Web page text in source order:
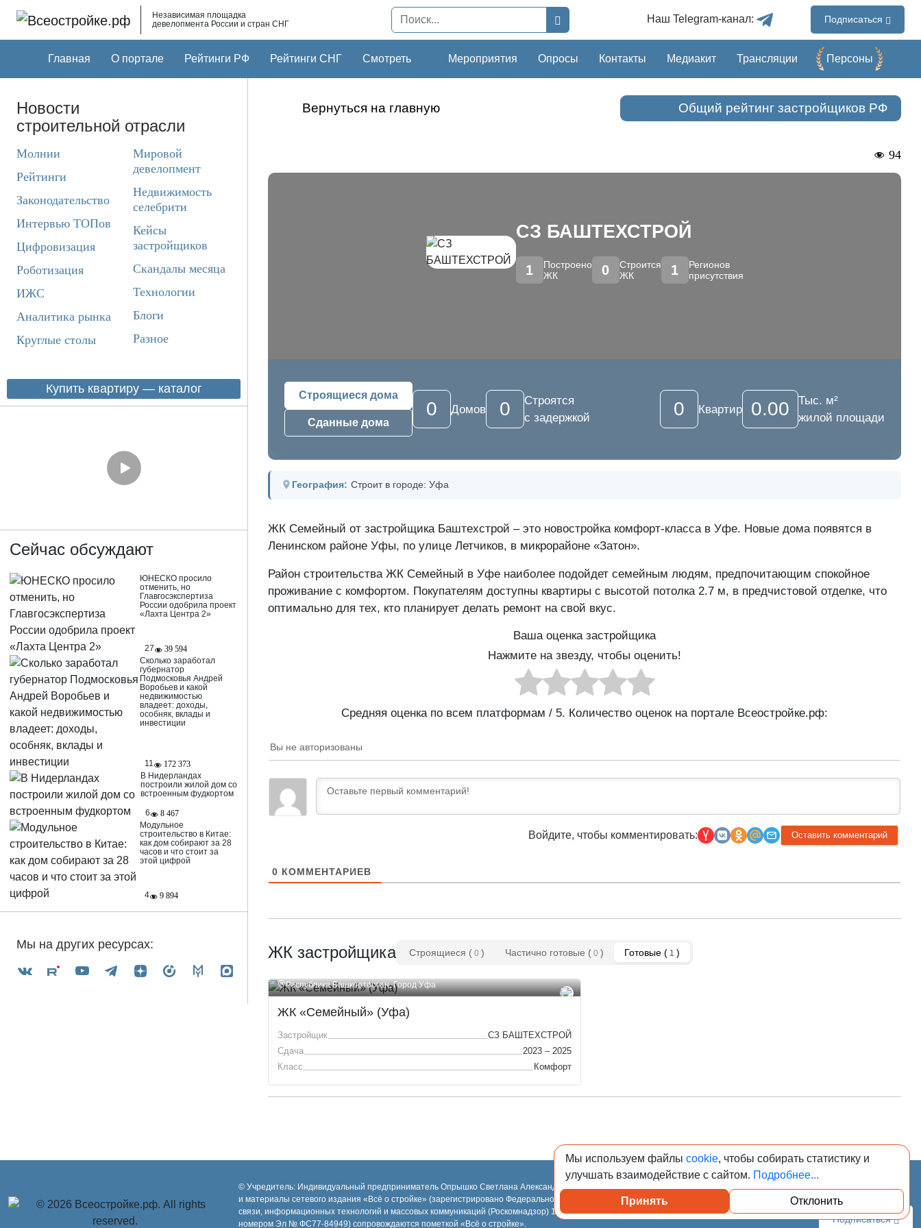
Независимая площадка
девелопмента России и стран СНГ
Наш Telegram-канал: Подписаться
Главная О портале Рейтинги РФ Рейтинги СНГ Смотреть Мероприятия Опросы Контакты Медиакит Трансляции Перcоны
Новости
строительной отрасли
Молнии
Рейтинги
Законодательство
Интервью ТОПов
Цифровизация
Роботизация
ИЖС
Аналитика рынка
Круглые столы
Мировой
девелопмент
Недвижимость
селебрити
Кейсы
застройщиков
Скандалы месяца
Технологии
Блоги
Разное
Купить квартиру — каталог
Сейчас обсуждают
ЮНЕСКО просило
отменить, но
Главгосэкспертиза
России одобрила проект
«Лахта Центра 2»
27
39 594
Сколько заработал
губернатор
Подмосковья Андрей
Воробьев и какой
недвижимостью
владеет: доходы,
особняк, вклады и
инвестиции
11
172 373
В Нидерландах
построили жилой дом со
встроенным фудкортом
6
8 467
Модульное
строительство в Китае:
как дом собирают за 28
часов и что стоит за
этой цифрой
4 9 894
Мы на других ресурсах:
Вернуться на главную Общий рейтинг застройщиков РФ
94
СЗ БАШТЕХСТРОЙ
1
Построено
ЖК
0
Строится
ЖК
1
Регионов
присутствия
Строящиеся дома
Сданные дома
0 Домов 0
Строятся
с задержкой
0 Квартир 0.00
Тыс. м²
жилой площади
География: Строит в городе: Уфа
ЖК Семейный от застройщика Баштехстрой – это новостройка комфорт-класса в Уфе. Новые дома появятся в
Ленинском районе Уфы, по улице Летчиков, в микрорайоне «Затон».
Район строительства ЖК Семейный в Уфе наиболее подойдет семейным людям, предпочитающим спокойное
проживание с комфортом. Покупателям доступны квартиры с высотой потолка 2.7 м, в предчистовой отделке, что
оптимально для тех, кто планирует делать ремонт на свой вкус.
Ваша оценка застройщика
Нажмите на звезду, чтобы оценить!
Средняя оценка по всем платформам / 5. Количество оценок на портале Всеостройке.рф:
Вы не авторизованы
Войдите, чтобы комментировать:
0 КОММЕНТАРИЕВ
ЖК застройщика Строящиеся ( 0 ) Частично готовые ( 0 ) Готовые ( 1 )
Республика Башкортостан, Город Уфа
ЖК «Семейный» (Уфа)
Застройщик
СЗ БАШТЕХСТРОЙ
Сдача
2023 – 2025
Класс
Комфорт
© Учредитель: Индивидуальный предприниматель Опрышко Светлана Александровна, 2018-2026. Сообщения
и материалы сетевого издания «Всё о стройке» (зарегистрировано Федеральной службой по надзору в сфере
связи, информационных технологий и массовых коммуникаций (Роскомнадзор) 13.03.2023 за регистрационным
номером Эл № ФС77-84949) сопровождаются пометкой «Всё о стройке».
Подписаться
Мы используем файлы cookie, чтобы собирать статистику и
улучшать взаимодействие с сайтом. Подробнее...
Принять Отклонить